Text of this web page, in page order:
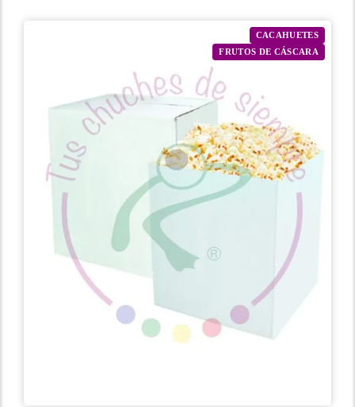
CACAHUETES
FRUTOS DE CÁSCARA